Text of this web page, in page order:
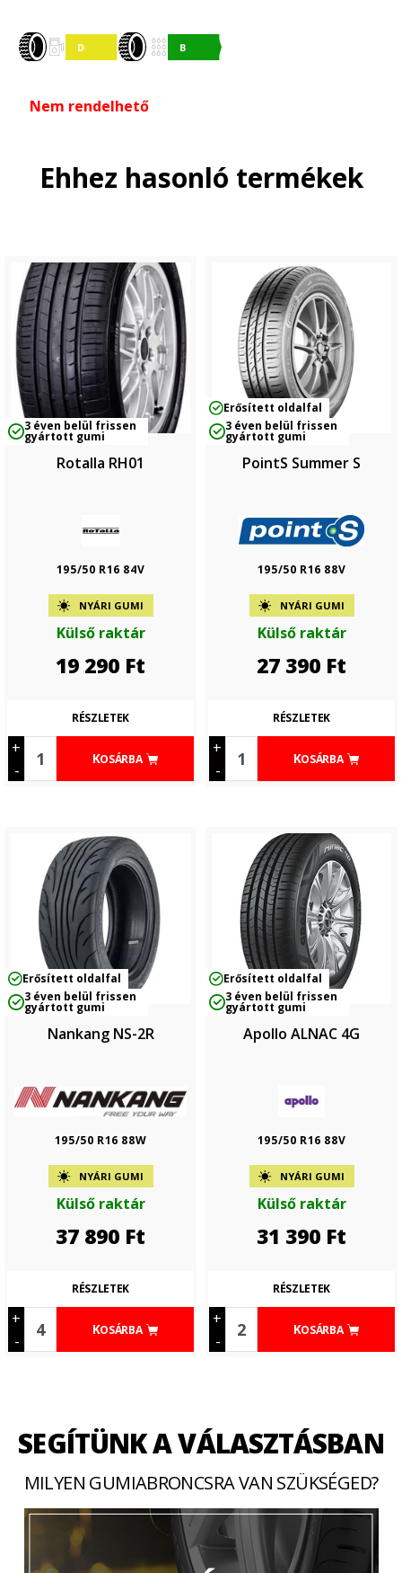
Nem rendelhető
Ehhez hasonló termékek
3 éven belül frissen
gyártott gumi
Rotalla RH01
195/50 R16 84V
NYÁRI GUMI
Külső raktár
19 290 Ft
+
-
KOSÁRBA
RÉSZLETEK
Erősített oldalfal
3 éven belül frissen
gyártott gumi
PointS Summer S
195/50 R16 88V
NYÁRI GUMI
Külső raktár
27 390 Ft
+
-
KOSÁRBA
RÉSZLETEK
Erősített oldalfal
3 éven belül frissen
gyártott gumi
Nankang NS-2R
195/50 R16 88W
NYÁRI GUMI
Külső raktár
37 890 Ft
+
-
KOSÁRBA
RÉSZLETEK
Erősített oldalfal
3 éven belül frissen
gyártott gumi
Apollo ALNAC 4G
195/50 R16 88V
NYÁRI GUMI
Külső raktár
31 390 Ft
+
-
KOSÁRBA
RÉSZLETEK
SEGÍTÜNK A VÁLASZTÁSBAN
MILYEN GUMIABRONCSRA VAN SZÜKSÉGED?